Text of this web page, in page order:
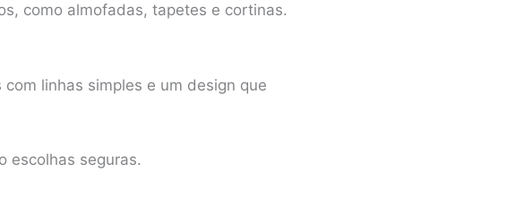
como almofadas, tapetes e cortinas.
linhas simples e um design que
escolhas seguras.